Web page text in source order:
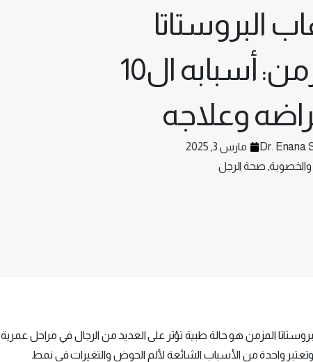
البروستاتا
المزمن: أسبابه ال10
وعلاجه
Dr. Enana
مارس 3, 2025
, صحة الرجل
المزمن هو حالة طبية تؤثر على العديد من الرجال في مراحل عمرية
واحدة من الأسباب الشائعة لألم الحوض والتغيرات في نمط